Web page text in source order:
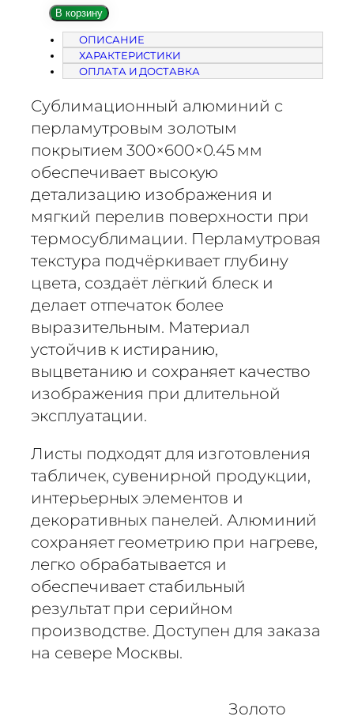
т
в
т
о
в
а
р
а
С
у
б
л
и
м
а
ц
о
н
н
ы
й
л
ю
м
и
н
В корзину
ОПИСАНИЕ
ХАРАКТЕРИСТИКИ
ОПЛАТА И ДОСТАВКА
Сублимационный алюминий с
перламутровым золотым
покрытием 300×600×0.45 мм
обеспечивает высокую
детализацию изображения и
мягкий перелив поверхности при
термосублимации. Перламутровая
текстура подчёркивает глубину
цвета, создаёт лёгкий блеск и
делает отпечаток более
выразительным. Материал
устойчив к истиранию,
выцветанию и сохраняет качество
изображения при длительной
эксплуатации.
Листы подходят для изготовления
табличек, сувенирной продукции,
интерьерных элементов и
декоративных панелей. Алюминий
сохраняет геометрию при нагреве,
легко обрабатывается и
обеспечивает стабильный
результат при серийном
производстве. Доступен для заказа
на севере Москвы.
Золото